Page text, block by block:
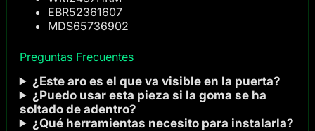
EBR52361607
MDS65736902
Preguntas Frecuentes
¿Este aro es el que va visible en la puerta?
¿Puedo usar esta pieza si la goma se ha
soltado de adentro?
¿Qué herramientas necesito para instalarla?